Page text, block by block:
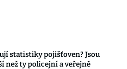
statistiky pojišťoven? Jsou
než ty policejní a veřejně